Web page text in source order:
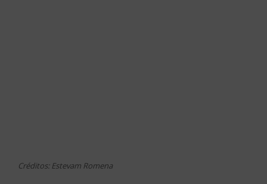
Créditos: Estevam Romena